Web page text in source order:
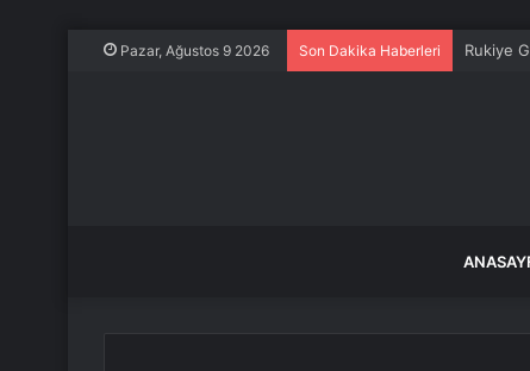
Pazar, Ağustos 9 2026 Son Dakika Haberleri Rukiye